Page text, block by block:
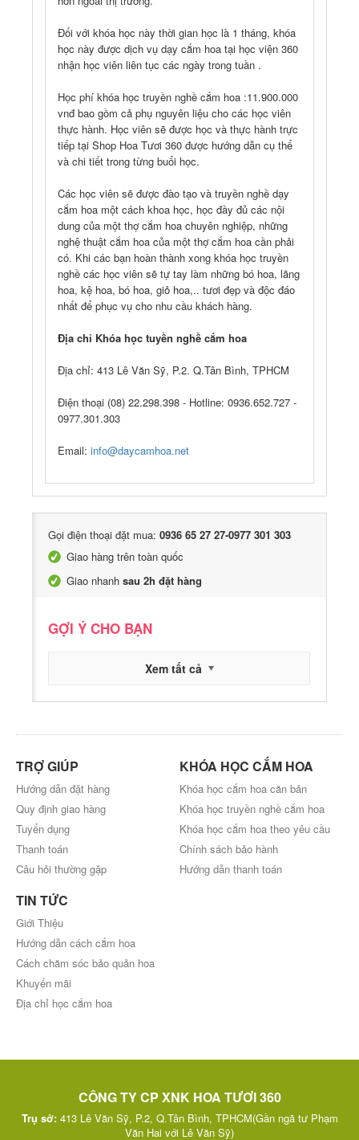
Đối với khóa học này thời gian học là 1 tháng, khóa
học này được dịch vụ dạy cắm hoa tại học viện 360
nhận học viên liên tục các ngày trong tuần .
Học phí khóa học truyền nghề cắm hoa :11.900.000
vnđ bao gồm cả phụ nguyên liệu cho các học viên
thực hành. Học viên sẽ được học và thực hành trực
tiếp tại Shop Hoa Tươi 360 được hướng dẫn cụ thể
và chi tiết trong từng buổi học.
Các học viên sẽ được đào tạo và truyền nghề dạy
cắm hoa một cách khoa học, học đầy đủ các nội
dung của một thợ cắm hoa chuyên nghiệp, những
nghệ thuật cắm hoa của một thợ cắm hoa cần phải
có. Khi các bạn hoàn thành xong khóa học truyền
nghề các học viên sẽ tự tay làm những bó hoa, lãng
hoa, kệ hoa, bó hoa, giỏ hoa,.. tươi đẹp và độc đáo
nhất để phục vụ cho nhu cầu khách hàng.
Địa chỉ Khóa học tuyền nghề cắm hoa
Địa chỉ: 413 Lê Văn Sỹ, P.2. Q.Tân Bình, TPHCM
Điện thoại (08) 22.298.398 - Hotline: 0936.652.727 -
0977.301.303
Email: info@daycamhoa.net
Gọi điện thoại đặt mua: 0936 65 27 27-0977 301 303
Giao hàng trên toàn quốc
Giao nhanh sau 2h đặt hàng
GỢI Ý CHO BẠN
Xem tất cả
TRỢ GIÚP
Hướng dẫn đặt hàng
Quy định giao hàng
Tuyển dụng
Thanh toán
Câu hỏi thường gặp
KHÓA HỌC CẮM HOA
Khóa học cắm hoa căn bản
Khóa học truyền nghề cắm hoa
Khóa học cắm hoa theo yêu cầu
Chính sách bảo hành
Hướng dẫn thanh toán
TIN TỨC
Giới Thiệu
Hướng dẫn cách cắm hoa
Cách chăm sóc bảo quản hoa
Khuyến mãi
Địa chỉ học cắm hoa
CÔNG TY CP XNK HOA TƯƠI 360
Trụ sở:413 Lê Văn Sỹ, P.2, Q.Tân Bình, TPHCM(Gần ngã tư Phạm
Văn Hai với Lê Văn Sỹ)